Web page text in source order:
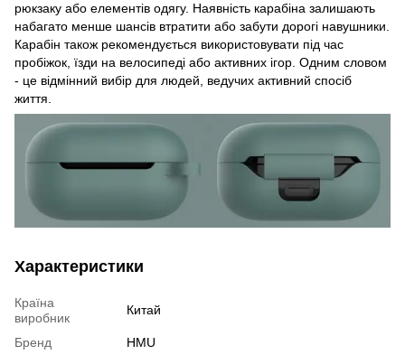
рюкзаку або елементів одягу. Наявність карабіна залишають
набагато менше шансів втратити або забути дорогі навушники.
Карабін також рекомендується використовувати під час
пробіжок, їзди на велосипеді або активних ігор. Одним словом
- це відмінний вибір для людей, ведучих активний спосіб
життя.
Характеристики
Країна
виробник
Китай
Бренд
HMU